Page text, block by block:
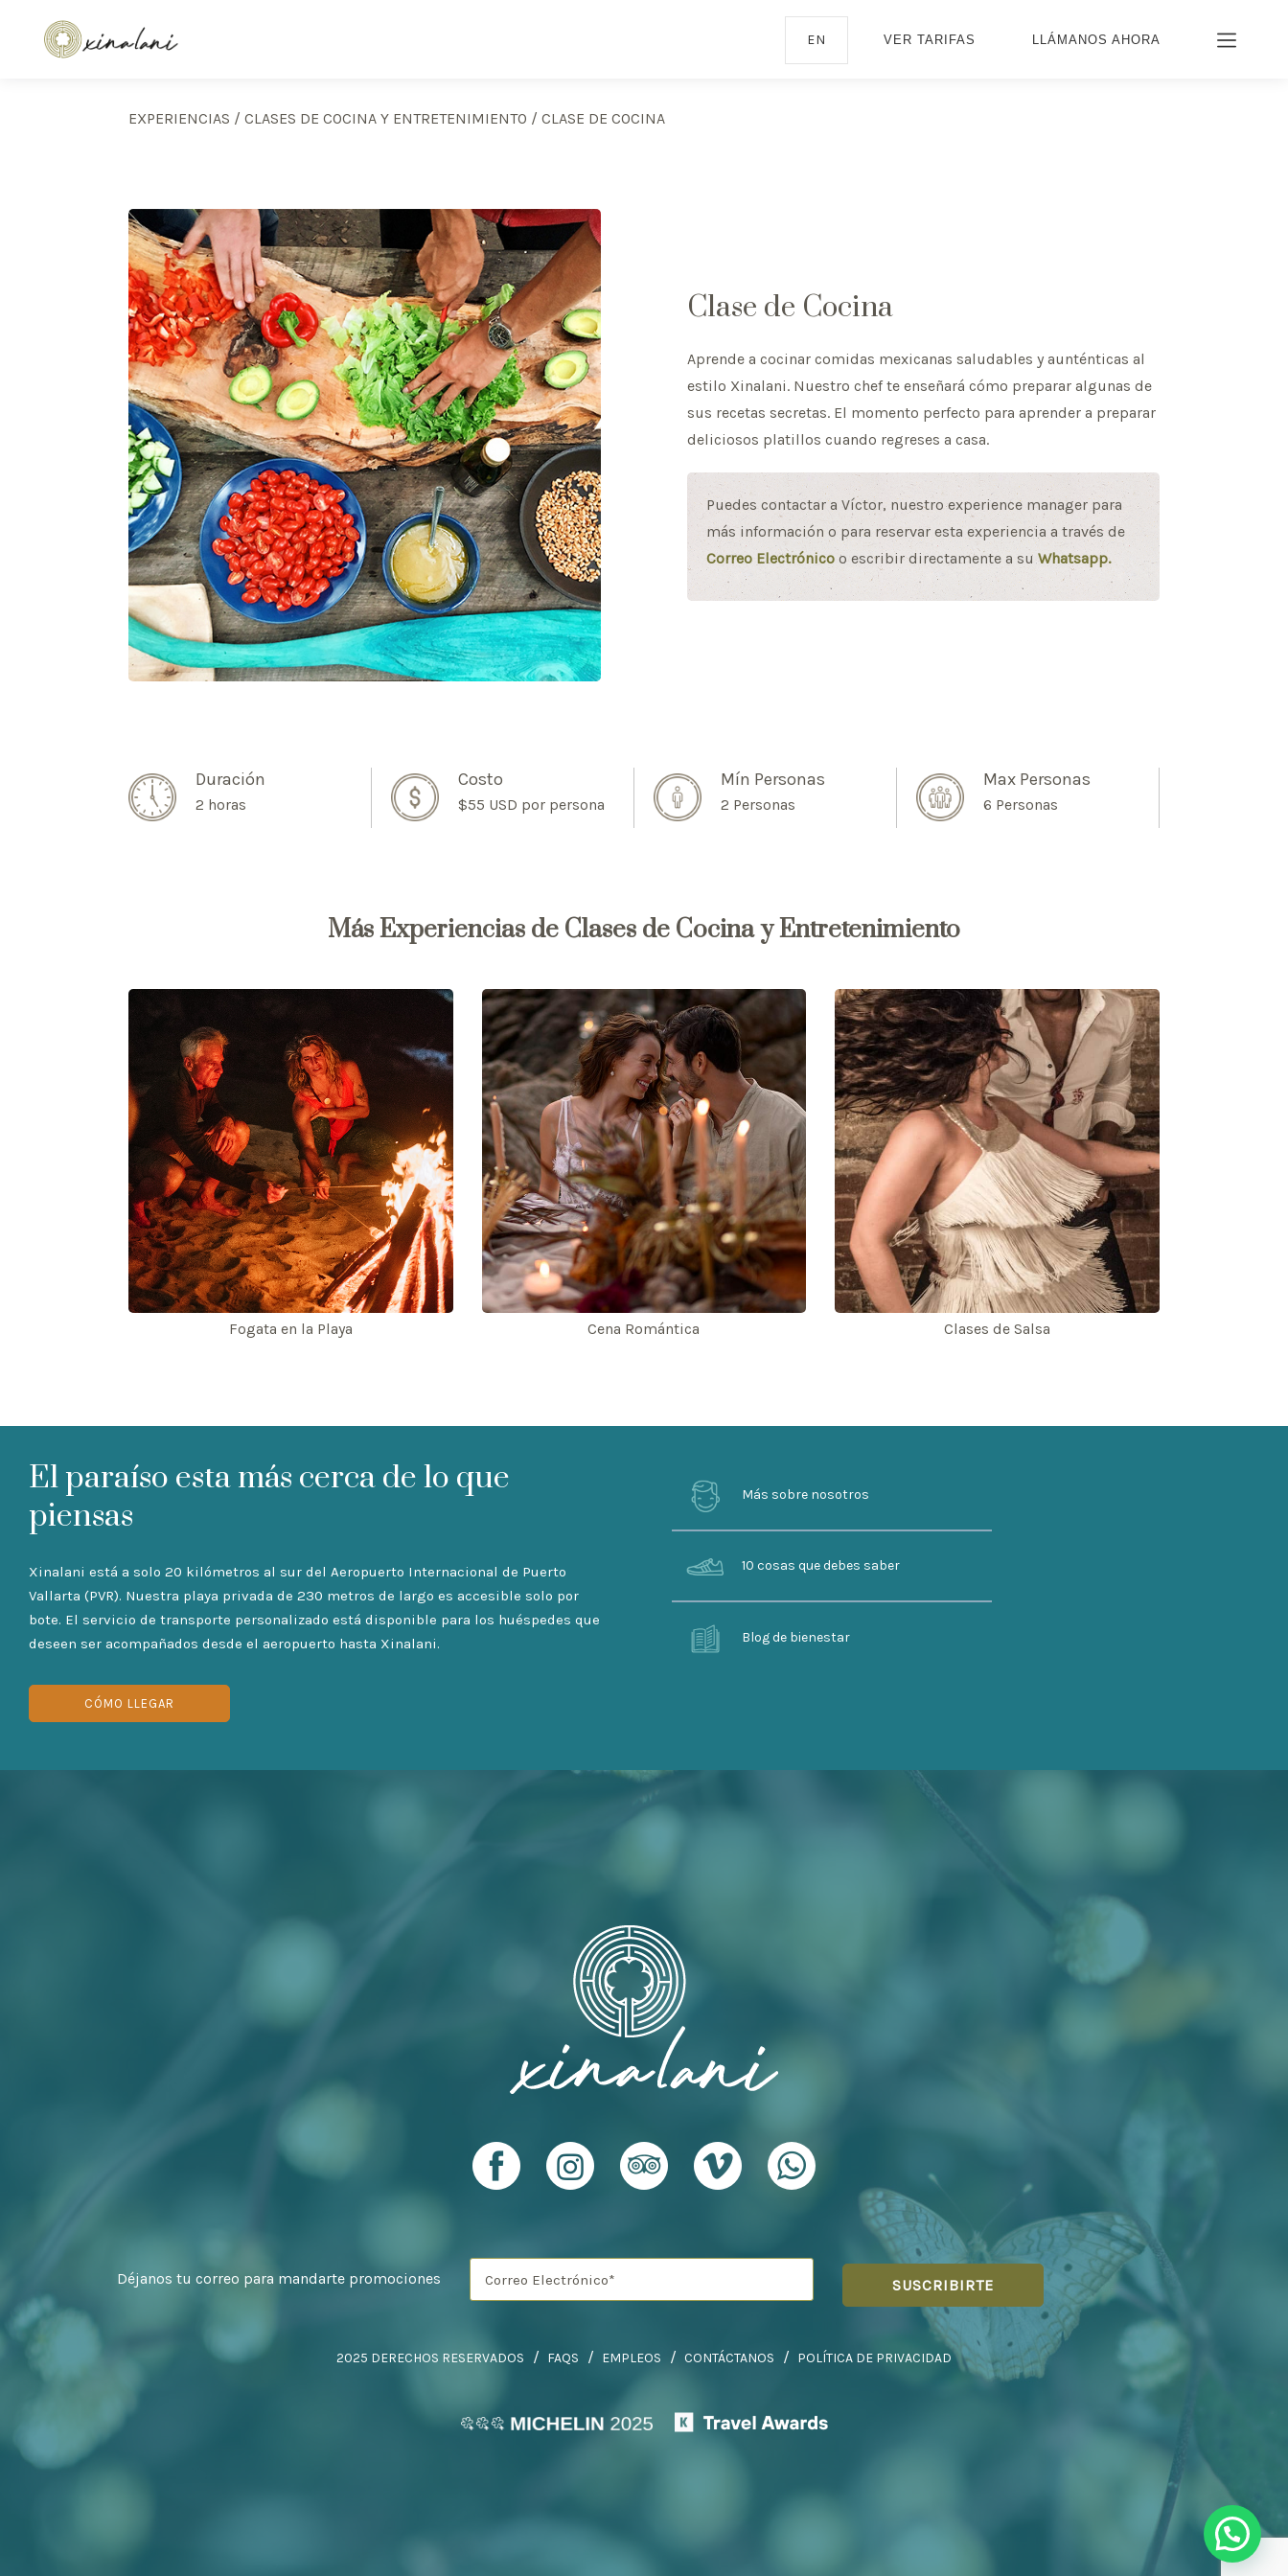
EN VER TARIFAS LLÁMANOS AHORA
EXPERIENCIAS /CLASES DE COCINA Y ENTRETENIMIENTO /CLASE DE COCINA
Clase de Cocina
Aprende a cocinar comidas mexicanas saludables y aunténticas al
estilo Xinalani. Nuestro chef te enseñará cómo preparar algunas de
sus recetas secretas. El momento perfecto para aprender a preparar
deliciosos platillos cuando regreses a casa.
Puedes contactar a Víctor, nuestro experience manager para
más información o para reservar esta experiencia a través de
Correo Electrónico o escribir directamente a su Whatsapp.
Duración
2 horas
Costo
$55 USD por persona
Mín Personas
2 Personas
Max Personas
6 Personas
Más Experiencias de Clases de Cocina y Entretenimiento
Fogata en la Playa Cena Romántica Clases de Salsa
El paraíso esta más cerca de lo que
piensas
Xinalani está a solo 20 kilómetros al sur del Aeropuerto Internacional de Puerto
Vallarta (PVR). Nuestra playa privada de 230 metros de largo es accesible solo por
bote. El servicio de transporte personalizado está disponible para los huéspedes que
deseen ser acompañados desde el aeropuerto hasta Xinalani.
CÓMO LLEGAR
Más sobre nosotros
10 cosas que debes saber
Blog de bienestar
Déjanos tu correo para mandarte promociones
2025 DERECHOS RESERVADOS FAQS EMPLEOS CONTÁCTANOS POLÍTICA DE PRIVACIDAD